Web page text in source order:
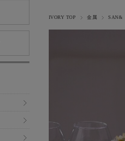
IVORY TOP 金属 SAN&